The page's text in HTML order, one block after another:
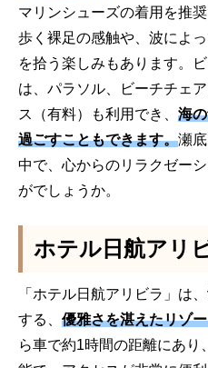
マリンシューズの着用を推
歩く裸足の感触や、波によ
を拾う楽しみもあります。
は、パラソル、ビーチチェ
ス（有料）も利用でき、 海
過ごすこともできます。瀬
中で、心からのリラクゼー
がでしょうか。
ホテル日航アリ
「ホテル日航アリビラ」は
する、 優雅さを湛えたリゾ
ら車で約1時間の距離にあ